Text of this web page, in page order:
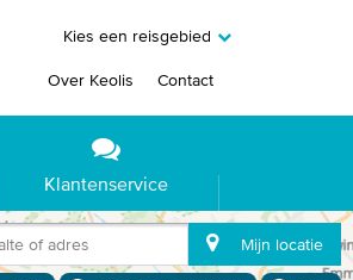
Kies een reisgebied
Over Keolis Contact
Klantenservice
of adres Mijn locatie